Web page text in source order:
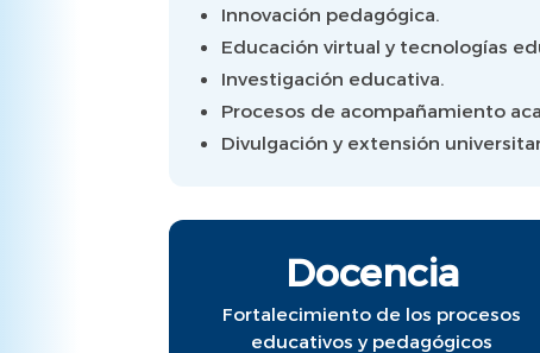
Innovación pedagógica.
Educación virtual y tecnologías
Investigación educativa.
Procesos de acompañamiento
Divulgación y extensión
Docencia
Fortalecimiento de los procesos
educativos y pedagógicos